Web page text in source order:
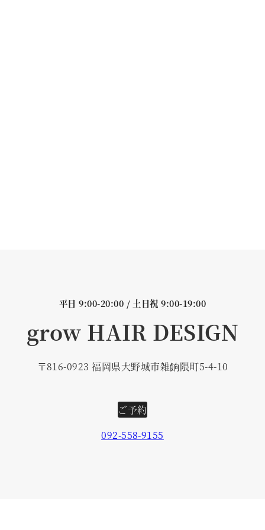
平日 9:00-20:00 / 土日祝 9:00-19:00
grow HAIR DESIGN
〒816-0923 福岡県大野城市雑餉隈町5-4-10
ご予約
092-558-9155